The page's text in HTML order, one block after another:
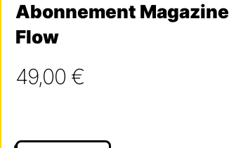
Abonnement Magazine
Flow
49,00 €